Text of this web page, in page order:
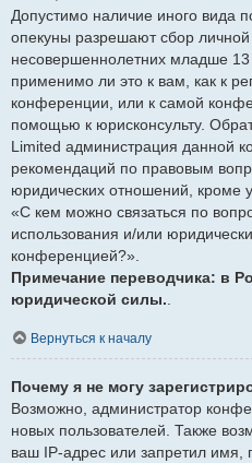
Допустимо наличие иного вида
опекуны разрешают сбор
несовершеннолетних младше
применимо ли это к вам, как к
конференции, или к самой
помощью к юрисконсульту.
Limited администрация данной
рекомендаций по правовым
юридических отношений, кроме
«С кем можно связаться по
использования и/или
конференцией?».
Примечание переводчика: в
юридической силы..
Вернуться к началу
Почему я не могу
Возможно, администратор
новых пользователей. Также
ваш IP-адрес или запретил имя,